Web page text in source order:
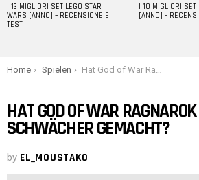
I 13 MIGLIORI SET LEGO STAR
WARS [ANNO] – RECENSIONE E
TEST
I 10 MIGLIORI SET
[ANNO] –
You are here:
Home Spielen Hat God of War Ragnarok Kratos schwächer gemacht?
HAT GOD OF WAR
SCHWÄCHER GEMACHT?
by EL_MOUSTAKO